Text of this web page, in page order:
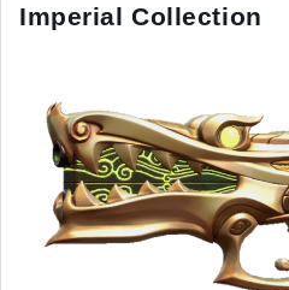
Imperial Collection